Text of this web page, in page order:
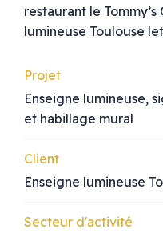
restaurant le
lumineuse Toulouse
Projet
Enseigne lumineuse,
et habillage mural
Client
Enseigne lumineuse
Secteur d'activité